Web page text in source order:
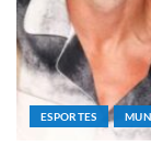
ESPORTES